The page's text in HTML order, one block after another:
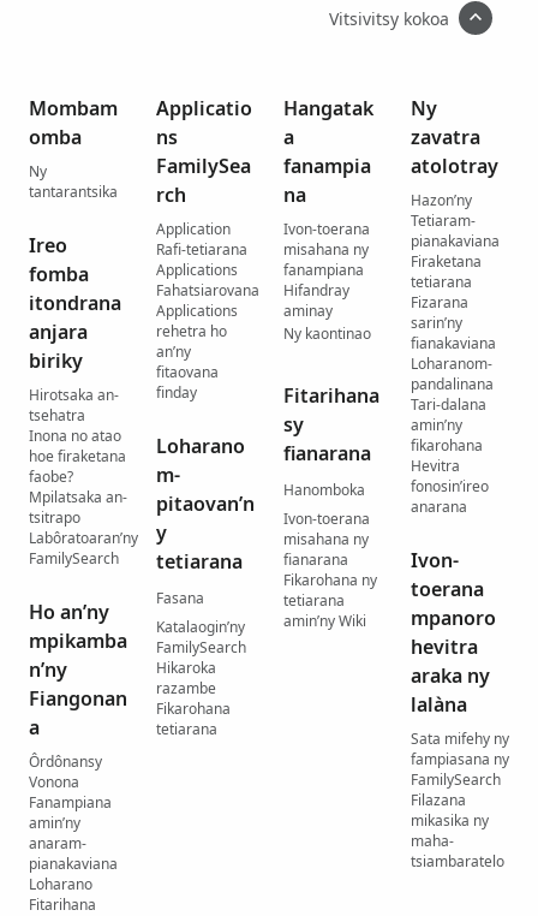
Vitsivitsy kokoa
Mombam
omba
Ny
tantarantsika
Ireo
fomba
itondrana
anjara
biriky
Hirotsaka an-
tsehatra
Inona no atao
hoe firaketana
faobe?
Mpilatsaka an-
tsitrapo
Labôratoaran’ny
FamilySearch
Ho an’ny
mpikamba
n’ny
Fiangonan
a
Ôrdônansy
Vonona
Fanampiana
amin’ny
anaram-
pianakaviana
Loharano
Fitarihana
Applicatio
ns
FamilySea
rch
Application
Rafi-tetiarana
Applications
Fahatsiarovana
Applications
rehetra ho
an’ny
fitaovana
finday
Loharano
m-
pitaovan’n
y
tetiarana
Fasana
Katalaogin’ny
FamilySearch
Hikaroka
razambe
Fikarohana
tetiarana
Hangatak
a
fanampia
na
Ivon-toerana
misahana ny
fanampiana
Hifandray
aminay
Ny kaontinao
Fitarihana
sy
fianarana
Hanomboka
Ivon-toerana
misahana ny
fianarana
Fikarohana ny
tetiarana
amin’ny Wiki
Ny
zavatra
atolotray
Hazon’ny
Tetiaram-
pianakaviana
Firaketana
tetiarana
Fizarana
sarin’ny
fianakaviana
Loharanom-
pandalinana
Tari-dalana
amin’ny
fikarohana
Hevitra
fonosin’ireo
anarana
Ivon-
toerana
mpanoro
hevitra
araka ny
lalàna
Sata mifehy ny
fampiasana ny
FamilySearch
Filazana
mikasika ny
maha-
tsiambaratelo